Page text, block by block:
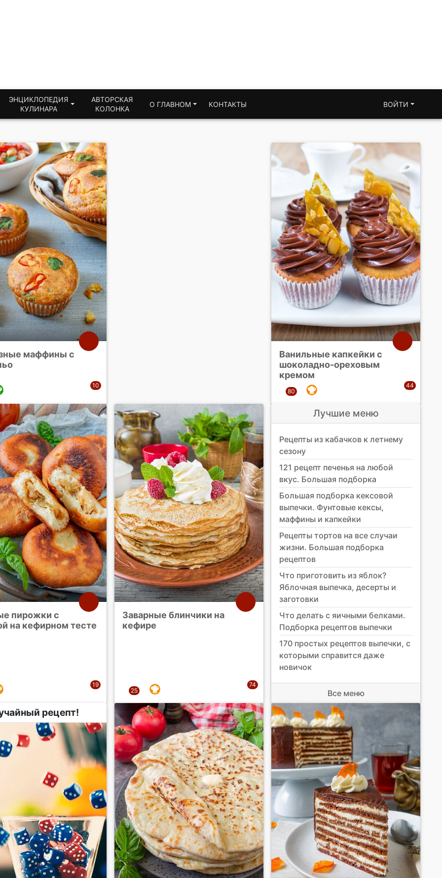
ЭНЦИКЛОПЕДИЯ
КУЛИНАРА
АВТОРСКАЯ
КОЛОНКА
О ГЛАВНОМ КОНТАКТЫ ВОЙТИ
маффины с
Ванильные капкейки с
шоколадно-ореховым
кремом
пирожки с
на кефирном тесте
Заварные блинчики на
кефире
Лучшие меню
Рецепты из кабачков к летнему
сезону
121 рецепт печенья на любой
вкус. Большая подборка
Большая подборка кексовой
выпечки. Фунтовые кексы,
маффины и капкейки
Рецепты тортов на все случаи
жизни. Большая подборка
рецептов
Что приготовить из яблок?
Яблочная выпечка, десерты и
заготовки
Что делать с яичными белками.
Подборка рецептов выпечки
170 простых рецептов выпечки, с
которыми справится даже
новичок
Все меню
рецепт!